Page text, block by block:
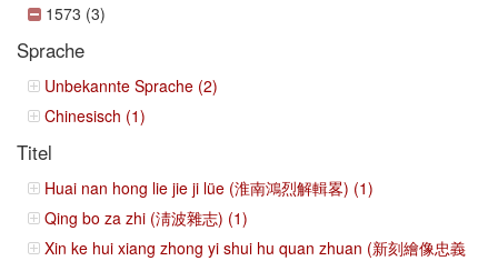
1573 (3)
Sprache
Unbekannte Sprache (2)
Chinesisch (1)
Titel
Huai nan hong lie jie ji lüe (淮南鴻烈解輯畧) (1)
Qing bo za zhi (淸波雜志) (1)
Xin ke hui xiang zhong yi shui hu quan zhuan (新刻繪像忠義